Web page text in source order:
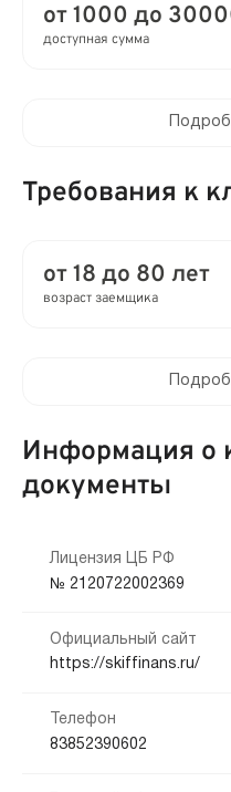
от 1000 до
доступная сумма
от 0 до 0.8%
Привлечение
Возможно без
Способы получения:
Наличными
Способы погашения:
Банкоматы
Требования к
от 18 до 80 лет
возраст заемщика
Нет
Мобильный телефон:
Кредитная история:
Документы:
Информация о
документы
Лицензия ЦБ РФ
№ 2120722002369
Официальный сайт
https://skiffinans.ru/
Телефон
83852390602